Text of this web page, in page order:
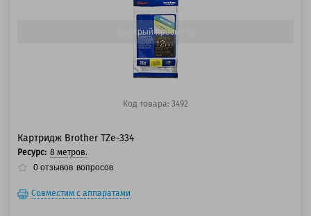
Быстрый просмотр
Код товара: 3492
Картридж Brother TZe-334
Ресурс: 8 метров.
0 отзывов вопросов
Совместим с аппаратами